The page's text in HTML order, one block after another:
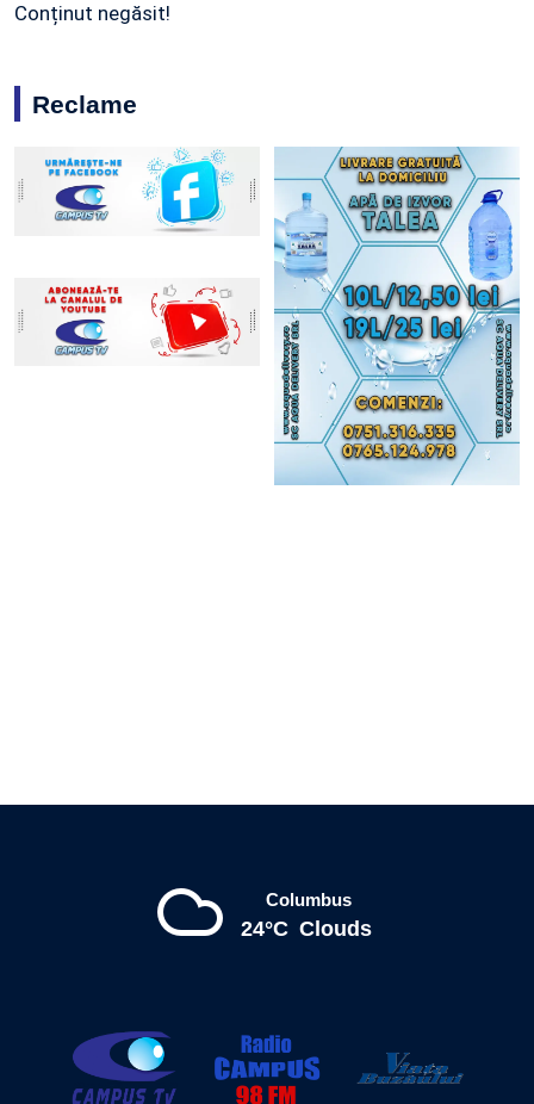
Conținut negăsit!
Reclame
Columbus
24°C Clouds